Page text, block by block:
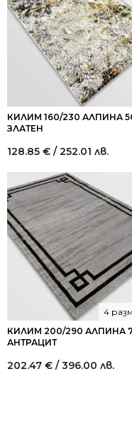
КИЛИМ 160/230 АЛПИНА
ЗЛАТЕН
128.85 € / 252.01 лв.
КИЛИМ 200/290 АЛПИНА
АНТРАЦИТ
4
202.47 € / 396.00 лв.